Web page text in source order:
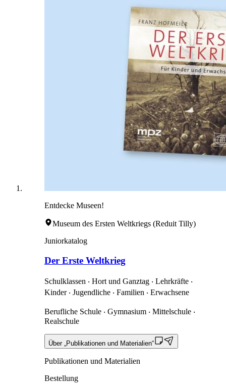
Entdecke Museen!
Museum des Ersten Weltkriegs (Reduit Tilly)
Juniorkatalog
Der Erste Weltkrieg
Schulklassen ‧ Hort und Ganztag ‧ Lehrkräfte ‧
Kinder ‧ Jugendliche ‧ Familien ‧ Erwachsene
Berufliche Schule ‧ Gymnasium ‧ Mittelschule ‧
Realschule
Über „Publikationen und Materialien“
Publikationen und Materialien
Bestellung